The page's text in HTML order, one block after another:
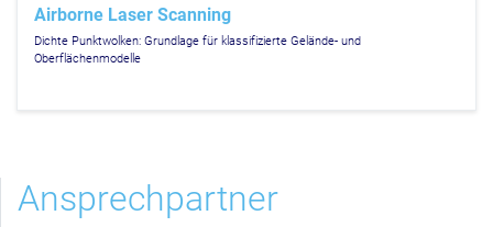
Airborne Laser Scanning
Dichte Punktwolken: Grundlage für klassifizierte Gelände- und
Oberflächenmodelle
Ansprechpartner